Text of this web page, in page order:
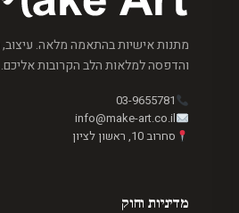
מתנות אישיות בהתאמה מלאה. עיצוב,
והדפסה למלאות הלב הקרובות אליכם.
03-9655781
info@make-art.co.il
סחרוב 10, ראשון לציון
מדיניות וחוק